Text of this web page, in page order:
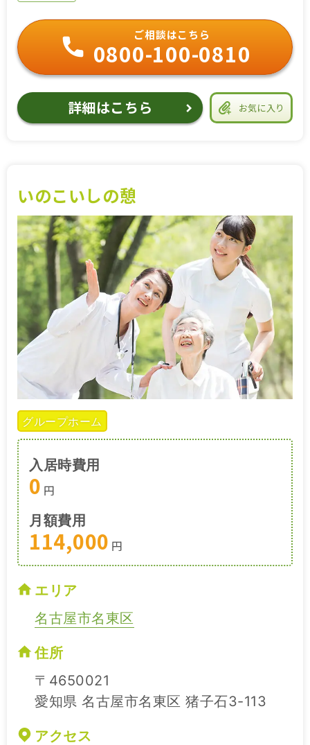
お気に入り
ご相談はこちら
0800-100-0810
詳細はこちら
いのこいしの憩
グループホーム
入居時費用
0 円
月額費用
114,000 円
エリア
名古屋市名東区
住所
〒4650021
愛知県 名古屋市名東区 猪子石3-113
アクセス